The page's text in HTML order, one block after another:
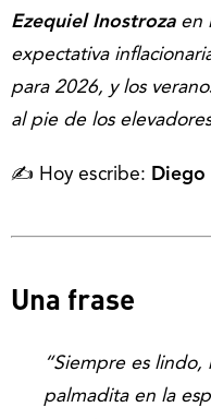
Ezequiel Inostrozaen
expectativa
para 2026, y los
al pie de los
✍️ Hoy escribe: Diego
Una frase
“Siempre es
palmadita en la